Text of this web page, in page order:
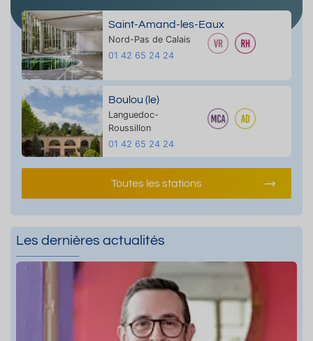
Saint-Amand-les-Eaux
Nord-Pas de Calais
01 42 65 24 24
Boulou (le)
Languedoc-
Roussillon
01 42 65 24 24
Toutes les stations
Les dernières actualités